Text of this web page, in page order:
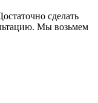
сделать
Мы возьмем